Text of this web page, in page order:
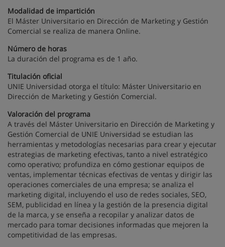
Modalidad de impartición
El Máster Universitario en Dirección de Marketing y Gestión
Comercial se realiza de manera Online.
Número de horas
La duración del programa es de 1 año.
Titulación oficial
UNIE Universidad otorga el título: Máster Universitario en
Dirección de Marketing y Gestión Comercial.
Valoración del programa
A través del Máster Universitario en Dirección de Marketing y
Gestión Comercial de UNIE Universidad se estudian las
herramientas y metodologías necesarias para crear y ejecutar
estrategias de marketing efectivas, tanto a nivel estratégico
como operativo; profundiza en cómo gestionar equipos de
ventas, implementar técnicas efectivas de ventas y dirigir las
operaciones comerciales de una empresa; se analiza el
marketing digital, incluyendo el uso de redes sociales, SEO,
SEM, publicidad en línea y la gestión de la presencia digital
de la marca, y se enseña a recopilar y analizar datos de
mercado para tomar decisiones informadas que mejoren la
competitividad de las empresas.